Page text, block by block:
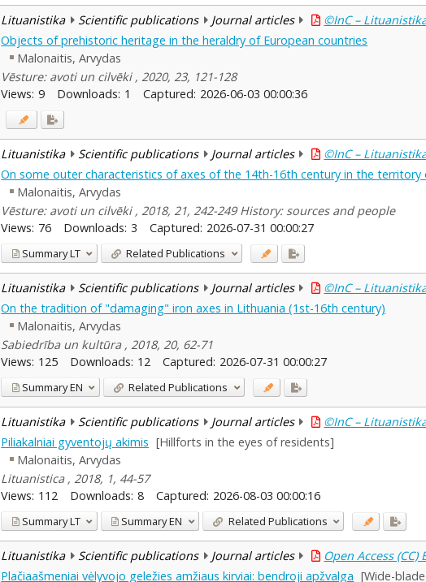
Lituanistika Scientific publications Journal articles ©InC –
Objects of prehistoric heritage in the heraldry of European countries
Malonaitis, Arvydas
Vēsture: avoti un cilvēki , 2020, 23, 121-128
Views: 9 Downloads: 1 Captured: 2026-06-03 00:00:36
Lituanistika Scientific publications Journal articles ©InC –
On some outer characteristics of axes of the 14th-16th century in the territory
Malonaitis, Arvydas
Vēsture: avoti un cilvēki , 2018, 21, 242-249 History: sources and people
Views: 76 Downloads: 3 Captured: 2026-07-31 00:00:27
SummaryLT Related Publications
Lituanistika Scientific publications Journal articles ©InC –
On the tradition of "damaging" iron axes in Lithuania (1st-16th century)
Malonaitis, Arvydas
Sabiedrība un kultūra , 2018, 20, 62-71
Views: 125 Downloads: 12 Captured: 2026-07-31 00:00:27
SummaryEN Related Publications
Lituanistika Scientific publications Journal articles ©InC –
Piliakalniai gyventojų akimis [Hillforts in the eyes of residents]
Malonaitis, Arvydas
Lituanistica , 2018, 1, 44-57
Views: 112 Downloads: 8 Captured: 2026-08-03 00:00:16
SummaryLT SummaryEN Related Publications
Lituanistika Scientific publications Journal articles Open Access (CC)
Plačiaašmeniai vėlyvojo geležies amžiaus kirviai: bendroji apžvalga [Wide-